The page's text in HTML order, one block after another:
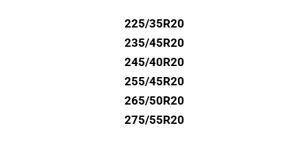
225/35R20
235/45R20
245/40R20
255/45R20
265/50R20
275/55R20